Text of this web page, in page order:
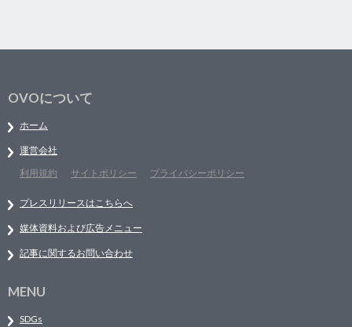
OVOについて
ホーム
運営会社
利用規約
サイトポリシー プライバシーポリシー
プレスリリースはこちらへ
媒体資料および広告メニュー
記事に関するお問い合わせ
MENU
SDGs